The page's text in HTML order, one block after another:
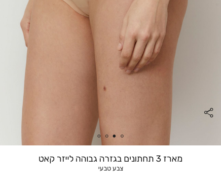
מארז 3 תחתונים בגזרה גבוהה לייזר קאט
צבע טבעי